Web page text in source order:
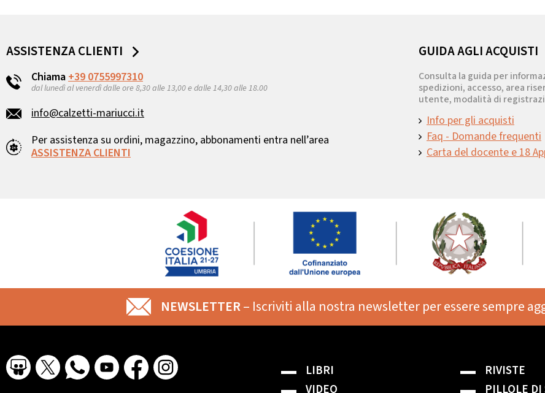
ASSISTENZA CLIENTI
Chiama +39 0755997310
dal lunedì al venerdì dalle ore 8,30 alle 13,00 e dalle 14,30 alle 18.00
info@calzetti-mariucci.it
Per assistenza su ordini, magazzino, abbonamenti entra nell’area
ASSISTENZA CLIENTI
GUIDA AGLI ACQUISTI
Consulta la guida per
spedizioni, accesso, area
utente, modalità di
Info per gli acquisti
Faq - Domande frequenti
Carta del docente e 18
NEWSLETTER– Iscriviti alla nostra newsletter per essere sempre
LIBRI
VIDEO
RIVISTE
PILLOLE DI